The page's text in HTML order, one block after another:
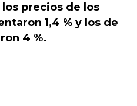
los precios de los
1,4 % y los de
4 %.